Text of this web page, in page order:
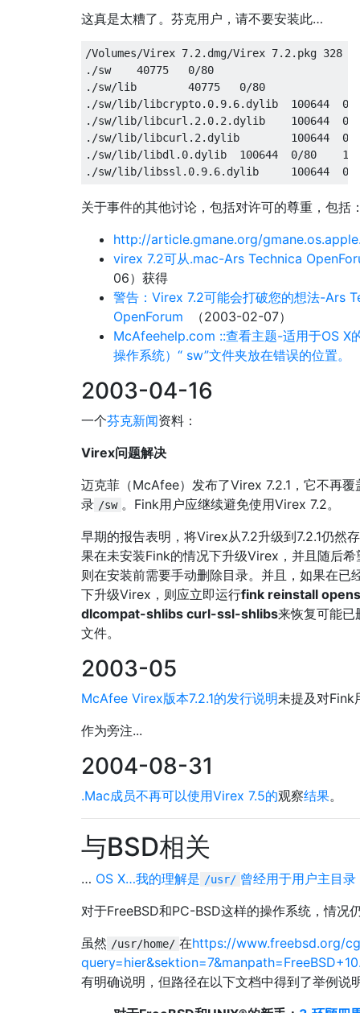
这真是太糟了。芬克用户，请不要安装此…
/Volumes/Virex 7.2.dmg/Virex 7.2.pkg 328
./sw    40775   0/80
./sw/lib        40775   0/80
./sw/lib/libcrypto.0.9.6.dylib  100644  0/
./sw/lib/libcurl.2.0.2.dylib    100644  0/80
./sw/lib/libcurl.2.dylib        100644  0/80
./sw/lib/libdl.0.dylib  100644  0/80
关于事件的其他讨论，包括对许可的尊重，包括
http://article.gmane.org/
virex 7.2可从.mac-Ars Technica
06）获得
警告：Virex 7.2可能会打破您的想法-Ars
OpenForum （2003-02-07）
McAfeehelp.com ::查看主题-适用于OS X
操作系统）“ sw”文件夹放在错误的位置。
2003-04-16
一个芬克新闻资料：
Virex问题解决
迈克菲（McAfee）发布了Virex 7.2.1，它不再覆
录 /sw 。Fink用户应继续避免使用Virex 7.2。
早期的报告表明，将Virex从7.2升级到7.2.1仍然
果在未安装Fink的情况下升级Virex，并且随后
则在安装前需要手动删除目录。并且，如果在已
下升级Virex，则应立即运行fink reinstall
dlcompat-shlibs curl-ssl-shlibs来恢复可能
文件。
2003-05
McAfee Virex版本7.2.1的发行说明未提及对Fink
作为旁注...
2004-08-31
.Mac成员不再可以使用Virex 7.5的观察结果。
与BSD相关
… OS X…我的理解是 /usr/ 曾经用于用户主目录
对于FreeBSD和PC-BSD这样的操作系统，情况
虽然 /usr/home/ 在https://www.freebsd.org/
有明确说明，但路径在以下文档中得到了举例说